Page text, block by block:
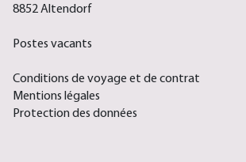
8852 Altendorf
Postes vacants
Conditions de voyage et de contrat
Mentions légales
Protection des données